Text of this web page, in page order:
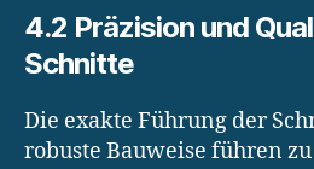
4.2 Präzision und
Schnitte
Die exakte Führung der
robuste Bauweise führen